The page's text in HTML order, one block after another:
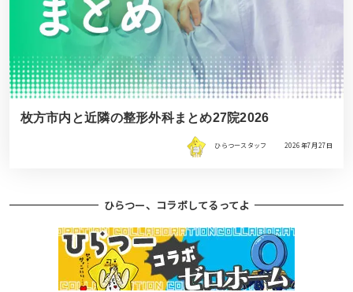
枚方市内と近隣の整形外科まとめ27院2026
ひらつースタッフ 2026年7月27日
ひらつー、コラボしてるってよ